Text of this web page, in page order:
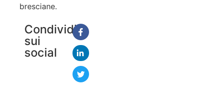
bresciane.
Condividi
sui
social